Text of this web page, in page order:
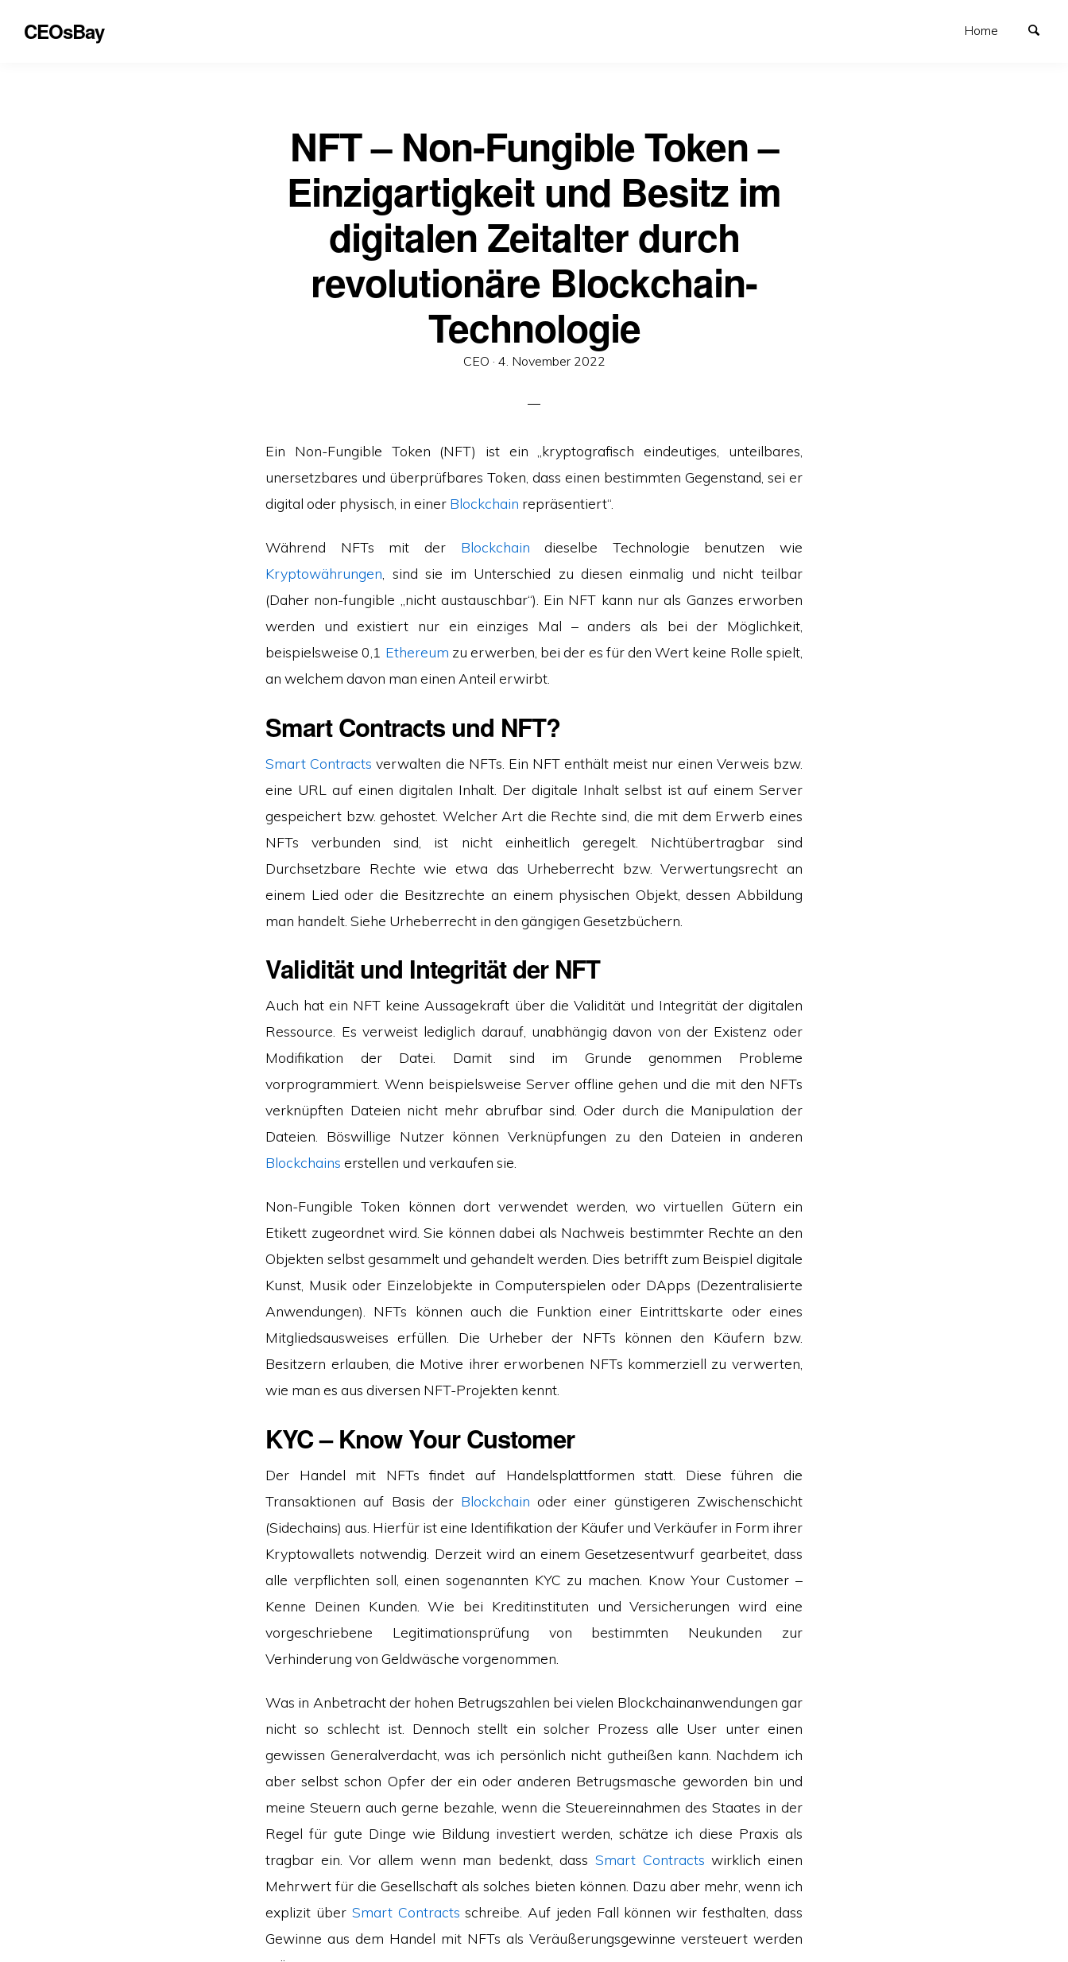
CEOsBay Home
NFT – Non-Fungible Token –
Einzigartigkeit und Besitz im
digitalen Zeitalter durch
revolutionäre Blockchain-
Technologie
CEO · Veröffentlicht
4. November 2022
Ein Non-Fungible Token (NFT) ist ein „kryptografisch eindeutiges, unteilbares,
unersetzbares und überprüfbares Token, dass einen bestimmten Gegenstand, sei er
digital oder physisch, in einer Blockchain repräsentiert“.
Während NFTs mit der Blockchain dieselbe Technologie benutzen wie
Kryptowährungen , sind sie im Unterschied zu diesen einmalig und nicht teilbar
(Daher non-fungible „nicht austauschbar“). Ein NFT kann nur als Ganzes erworben
werden und existiert nur ein einziges Mal – anders als bei der Möglichkeit,
beispielsweise 0,1 Ethereum zu erwerben, bei der es für den Wert keine Rolle spielt,
an welchem davon man einen Anteil erwirbt.
Smart Contracts und NFT?
Smart Contracts verwalten die NFTs. Ein NFT enthält meist nur einen Verweis bzw.
eine URL auf einen digitalen Inhalt. Der digitale Inhalt selbst ist auf einem Server
gespeichert bzw. gehostet. Welcher Art die Rechte sind, die mit dem Erwerb eines
NFTs verbunden sind, ist nicht einheitlich geregelt. Nichtübertragbar sind
Durchsetzbare Rechte wie etwa das Urheberrecht bzw. Verwertungsrecht an
einem Lied oder die Besitzrechte an einem physischen Objekt, dessen Abbildung
man handelt. Siehe Urheberrecht in den gängigen Gesetzbüchern.
Validität und Integrität der NFT
Auch hat ein NFT keine Aussagekraft über die Validität und Integrität der digitalen
Ressource. Es verweist lediglich darauf, unabhängig davon von der Existenz oder
Modifikation der Datei. Damit sind im Grunde genommen Probleme
vorprogrammiert. Wenn beispielsweise Server offline gehen und die mit den NFTs
verknüpften Dateien nicht mehr abrufbar sind. Oder durch die Manipulation der
Dateien. Böswillige Nutzer können Verknüpfungen zu den Dateien in anderen
Blockchains erstellen und verkaufen sie.
Non-Fungible Token können dort verwendet werden, wo virtuellen Gütern ein
Etikett zugeordnet wird. Sie können dabei als Nachweis bestimmter Rechte an den
Objekten selbst gesammelt und gehandelt werden. Dies betrifft zum Beispiel digitale
Kunst, Musik oder Einzelobjekte in Computerspielen oder DApps (Dezentralisierte
Anwendungen). NFTs können auch die Funktion einer Eintrittskarte oder eines
Mitgliedsausweises erfüllen. Die Urheber der NFTs können den Käufern bzw.
Besitzern erlauben, die Motive ihrer erworbenen NFTs kommerziell zu verwerten,
wie man es aus diversen NFT-Projekten kennt.
KYC – Know Your Customer
Der Handel mit NFTs findet auf Handelsplattformen statt. Diese führen die
Transaktionen auf Basis der Blockchain oder einer günstigeren Zwischenschicht
(Sidechains) aus. Hierfür ist eine Identifikation der Käufer und Verkäufer in Form ihrer
Kryptowallets notwendig. Derzeit wird an einem Gesetzesentwurf gearbeitet, dass
alle verpflichten soll, einen sogenannten KYC zu machen. Know Your Customer –
Kenne Deinen Kunden. Wie bei Kreditinstituten und Versicherungen wird eine
vorgeschriebene Legitimationsprüfung von bestimmten Neukunden zur
Verhinderung von Geldwäsche vorgenommen.
Was in Anbetracht der hohen Betrugszahlen bei vielen Blockchainanwendungen gar
nicht so schlecht ist. Dennoch stellt ein solcher Prozess alle User unter einen
gewissen Generalverdacht, was ich persönlich nicht gutheißen kann. Nachdem ich
aber selbst schon Opfer der ein oder anderen Betrugsmasche geworden bin und
meine Steuern auch gerne bezahle, wenn die Steuereinnahmen des Staates in der
Regel für gute Dinge wie Bildung investiert werden, schätze ich diese Praxis als
tragbar ein. Vor allem wenn man bedenkt, dass Smart Contracts wirklich einen
Mehrwert für die Gesellschaft als solches bieten können. Dazu aber mehr, wenn ich
explizit über Smart Contracts schreibe. Auf jeden Fall können wir festhalten, dass
Gewinne aus dem Handel mit NFTs als Veräußerungsgewinne versteuert werden